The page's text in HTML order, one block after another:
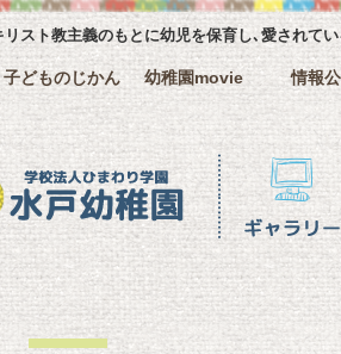
スト教主義のもとに幼児を保育し､愛されて
子どものじかん 幼稚園movie 情報
ギャラリー クラス名紹